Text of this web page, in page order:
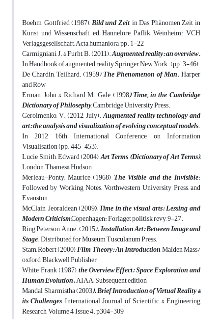
Boehm, Gottfried (1987),Bild und Zeit, in Das Phänomen Zeit in
Kunst und Wissenschaft, ed, Hannelore Paflik, Weinheim: VCH
Verlagsgesellschaft, Acta humaniora, pp. 1-22
Carmigniani, J. & Furht, B. (2011).Augmented reality: an overview.
In Handbook of augmented reality Springer New York. (pp. 3-46).
De Chardin, Teilhard. (1959)The Phenomenon of Man.Harper
and Row
Erman, John & Richard M. Gale (1998) Time, in the Cambridge
Dictionary of Philosephy, Cambridge University Press.
Geroimenko, V. (2012, July).Augmented reality technology and
art: the analysis and visualization of evolving conceptual models.
In 2012 16th International Conference on Information
Visualisation (pp. 445-453).
Lucie Smith, Edward (2004),Art Terms (Dictionary of Art Terms),
London, Thames& Hudson
Merleau-Ponty, Maurice (1968) The Visible and the Invisible:
Followed by Working Notes, Vorthwestern University Press, and
Evanston.
McClain, Jeoraldean (2009),Time in the visual arts: Lessing and
Modern Criticism,Copenhagen: Forlaget politisk revy, 9-27.
Ring Peterson, Anne. (2015).Installation Art: Between Image and
Stage. Distributed for Museum Tusculanum Press.
Stam, Robert (2000),Film Theory: An Introduction, Malden Mass/
oxford, Blackwell Publisher
White, Frank (1987),the Overview Effect: Space Exploration and
Human Evolution.AIAA; Subsequent edition
Mandal, Sharmistha (2003). Brief Introduction of Virtual Reality &
its Challenges, International Journal of Scientific & Engineering
Research, Volume 4, Issue 4. p304-309